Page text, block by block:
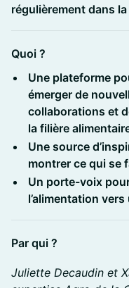
régulièrement dans
Quoi ?
Une plateforme
émerger de
collaborations et
la filière
Une source
montrer ce qui se
Un porte-voix
l’alimentation
Par qui ?
Juliette Decaudin et